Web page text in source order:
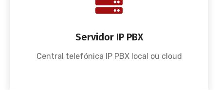
Servidor IP PBX
Central telefónica IP PBX local ou cloud